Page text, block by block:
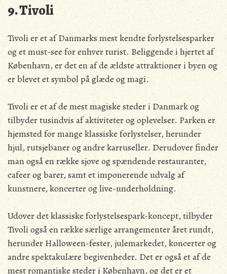
9. Tivoli
Tivoli er et af Danmarks mest kendte forlystelsesparker
og et must-see for enhver turist. Beliggende i hjertet af
København, er det en af de ældste attraktioner i byen og
er blevet et symbol på glæde og magi.
Tivoli er et af de mest magiske steder i Danmark og
tilbyder tusindvis af aktiviteter og oplevelser. Parken er
hjemsted for mange klassiske forlystelser, herunder
hjul, rutsjebaner og andre karruseller. Derudover finder
man også en række sjove og spændende restauranter,
cafeer og barer, samt et imponerende udvalg af
kunstnere, koncerter og live-underholdning.
Udover det klassiske forlystelsespark-koncept, tilbyder
Tivoli også en række særlige arrangementer året rundt,
herunder Halloween-fester, julemarkedet, koncerter og
andre spektakulære begivenheder. Det er også et af de
mest romantiske steder i København, og det er et